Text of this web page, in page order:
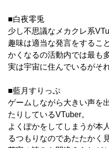
■白夜零兎
少し不思議なメカクレ系
趣味は適当な発言をするこ
かくなるの活動内では最も
実は宇宙に住んでいるがそ
■藍月すりっぷ
ゲームしながら大きい声を
たりしているVTuber。
よくぽかをしてしまうが本
るつもりなのであたたかく